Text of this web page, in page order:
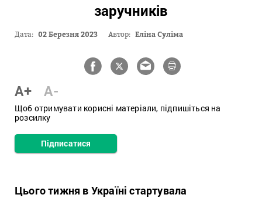
заручників
Дата: 02 Березня 2023 Автор: Еліна Суліма
A+ A-
Щоб отримувати корисні матеріали, підпишіться на
розсилку
Підписатися
Цього тижня в Україні стартувала